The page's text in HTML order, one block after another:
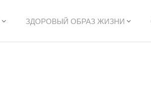
ЗДОРОВЫЙ ОБРАЗ ЖИЗНИ